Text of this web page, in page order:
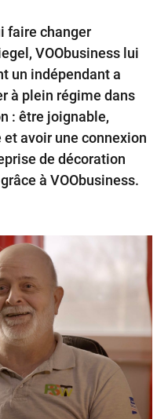
Packs
Internet
faire changer
VOObusiness lui
un indépendant a
à plein régime dans
: être joignable,
avoir une connexion
de décoration
à VOObusiness.